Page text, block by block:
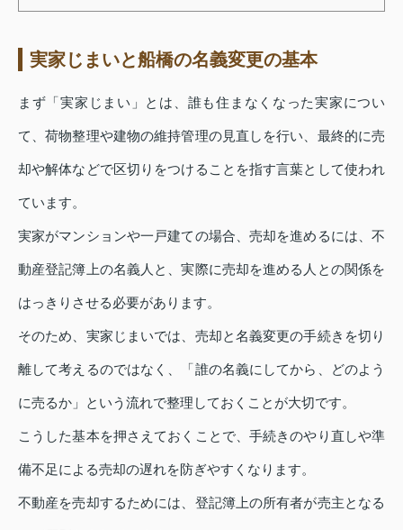
実家じまいと船橋の名義変更の基本
まず「実家じまい」とは、誰も住まなくなった実家につい
て、荷物整理や建物の維持管理の見直しを行い、最終的に売
却や解体などで区切りをつけることを指す言葉として使われ
ています。
実家がマンションや一戸建ての場合、売却を進めるには、不
動産登記簿上の名義人と、実際に売却を進める人との関係を
はっきりさせる必要があります。
そのため、実家じまいでは、売却と名義変更の手続きを切り
離して考えるのではなく、「誰の名義にしてから、どのよう
に売るか」という流れで整理しておくことが大切です。
こうした基本を押さえておくことで、手続きのやり直しや準
備不足による売却の遅れを防ぎやすくなります。
不動産を売却するためには、登記簿上の所有者が売主となる